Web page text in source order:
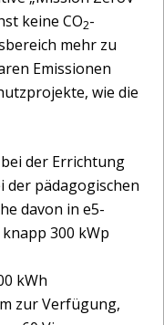
keine CO2-
mehr zu
Emissionen
wie die
der Errichtung
der pädagogischen
davon in e5-
300 kWp
kWh
zur Verfügung,